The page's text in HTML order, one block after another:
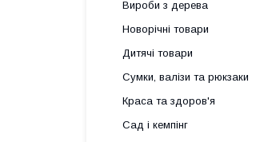
Вироби з дерева
Новорічні товари
Дитячі товари
Сумки, валізи та рюкзаки
Краса та здоров'я
Сад і кемпінг